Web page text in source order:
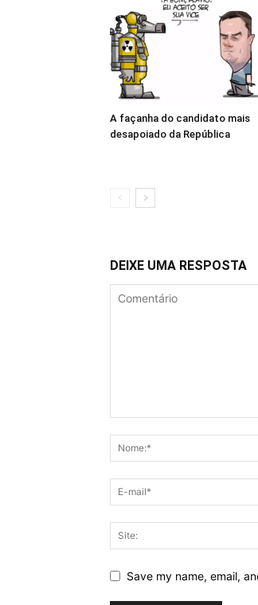
A façanha do candidato mais
desapoiado da República
DEIXE UMA RESPOSTA
Save my name, email,